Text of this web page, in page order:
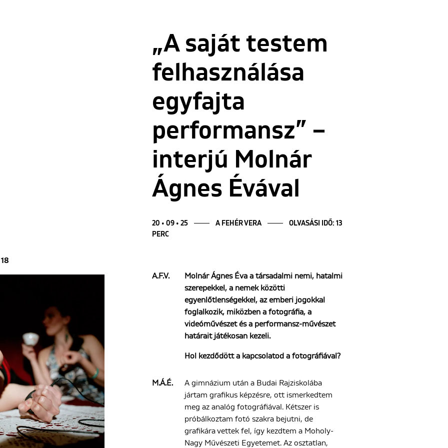
„A saját testem
felhasználása
egyfajta
performansz” –
interjú Molnár
Ágnes Évával
20 • 09 • 25 A FEHÉR VERA
OLVASÁSI IDŐ: 13
PERC
18
A.F.V.
Molnár Ágnes Éva a társadalmi nemi, hatalmi
szerepekkel, a nemek közötti
egyenlőtlenségekkel, az emberi jogokkal
foglalkozik, miközben a fotográfia, a
videóművészet és a performansz-művészet
határait játékosan kezeli.
Hol kezdődött a kapcsolatod a fotográfiával?
M.Á.É.
A gimnázium után a Budai Rajziskolába
jártam grafikus képzésre, ott ismerkedtem
meg az analóg fotográfiával. Kétszer is
próbálkoztam fotó szakra bejutni, de
grafikára vettek fel, így kezdtem a Moholy-
Nagy Művészeti Egyetemet. Az osztatlan,